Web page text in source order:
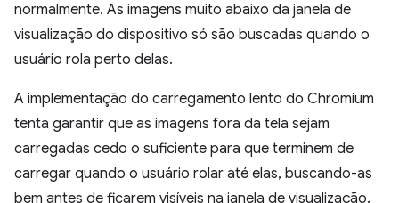
normalmente. As imagens muito abaixo da janela de
visualização do dispositivo só são buscadas quando o
usuário rola perto delas.
A implementação do carregamento lento do Chromium
tenta garantir que as imagens fora da tela sejam
carregadas cedo o suficiente para que terminem de
carregar quando o usuário rolar até elas, buscando-as
bem antes de ficarem visíveis na janela de visualização.